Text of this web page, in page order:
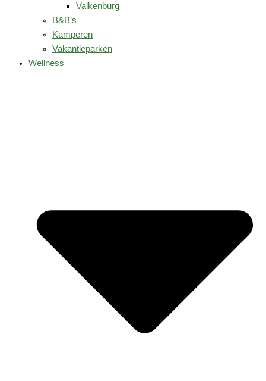
Valkenburg
B&B’s
Kamperen
Vakantieparken
Wellness